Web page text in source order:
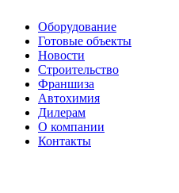
Оборудование
Готовые объекты
Новости
Строительство
Франшиза
Автохимия
Дилерам
О компании
Контакты